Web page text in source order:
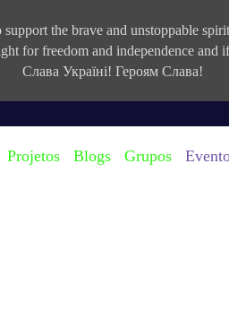
the brave and unstoppable
for freedom and independence and
Слава Україні! Героям Слава!
Projetos Blogs Grupos